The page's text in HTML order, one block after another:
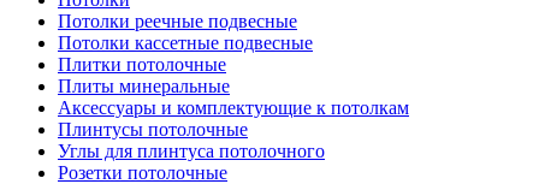
Потолки реечные подвесные
Потолки кассетные подвесные
Плитки потолочные
Плиты минеральные
Аксессуары и комплектующие к потолкам
Плинтусы потолочные
Углы для плинтуса потолочного
Розетки потолочные